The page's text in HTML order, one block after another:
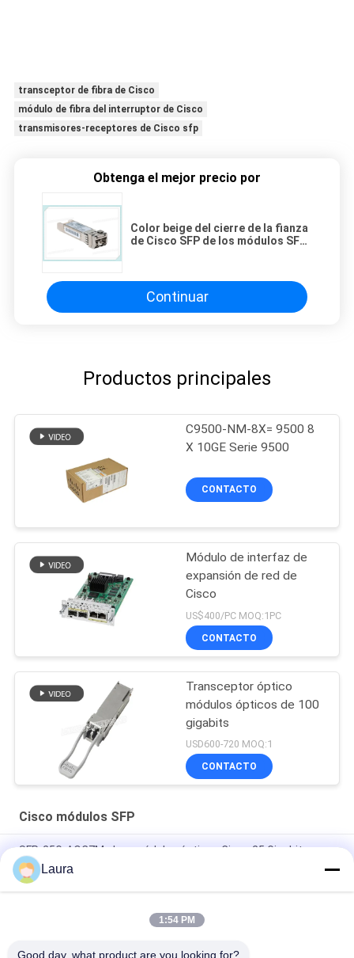
transceptor de fibra de Cisco
módulo de fibra del interruptor de Cisco
transmisores-receptores de Cisco sfp
Obtenga el mejor precio por
Color beige del cierre de la fianza
de Cisco SFP de los módulos SFP-
Continuar
Productos principales
C9500-NM-8X= 9500 8
X 10GE Serie 9500
CONTACTO
Módulo de interfaz de
expansión de red de
Cisco
US$400/PC MOQ:1PC
CONTACTO
Transceptor óptico
módulos ópticos de 100
gigabits
USD600-720 MOQ:1
CONTACTO
Cisco módulos SFP
SFP-25G-AOC7M= Los módulos ópticos Cisco 25 Gigabit se
basan en el factor de forma SFP28
SFP-25G-AOC10M= SFP 25G AOC10M=Módulos ópticos de 25
Laura
1:54 PM
Good day, what product are you looking for?